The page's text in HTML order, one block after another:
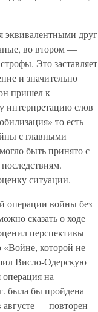
эквивалентными друг
во втором —
Это заставляет
и значительно
пришел к
интерпретацию слов
то есть
с главными
быть принято с
ситуации.
операции войны без
сказать о ходе
перспективы
«Войне, которой не
Висло-Одерскую
на
была бы пройдена
августе — повторен